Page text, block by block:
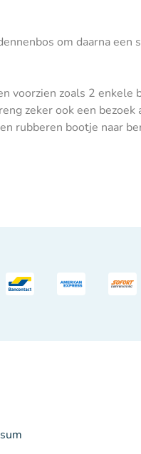
om daarna
zoals 2 enkele
zeker ook een
rubberen bootje naar